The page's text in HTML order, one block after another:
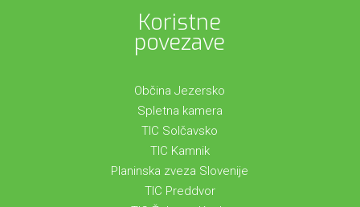
Koristne
povezave
Občina Jezersko
Spletna kamera
TIC Solčavsko
TIC Kamnik
Planinska zveza Slovenije
TIC Preddvor